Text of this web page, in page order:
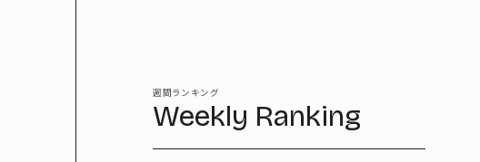
週間ランキング
Weekly Ranking